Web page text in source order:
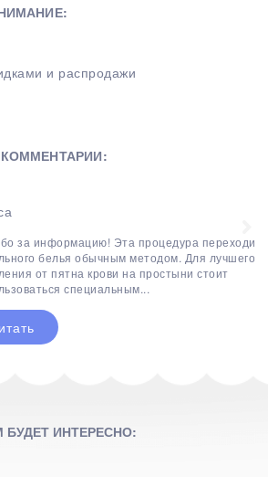
и распродажи
Эта процедура переходит в мытье
обычным методом. Для лучшего
крови на простыни стоит
БУДЕТ ИНТЕРЕСНО: